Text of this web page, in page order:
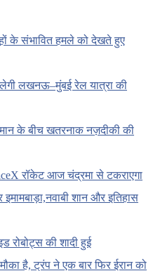
के संभावित हमले को देखते हुए
लखनऊ–मुंबई रेल यात्रा की
के बीच खतरनाक नज़दीकी की
रॉकेट आज चंद्रमा से टकराएगा
शान और इतिहास
रोबोट्स की शादी हुई
है, ट्रंप ने एक बार फिर ईरान को